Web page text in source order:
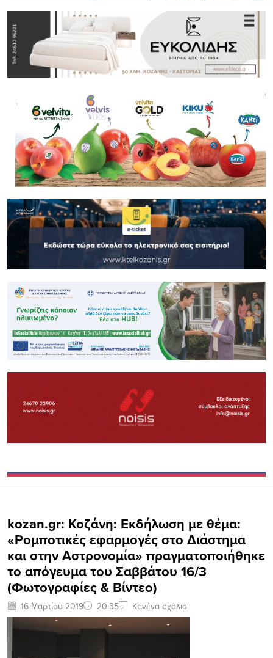
kozan.gr: Κοζάνη: Εκδήλωση με θέμα:
«Ρομποτικές εφαρμογές στο Διάστημα
και στην Αστρονομία» πραγματοποιήθηκε
το απόγευμα του Σαββάτου 16/3
(Φωτογραφίες & Βίντεο)
16 Μαρτίου 2019 20:35 Κανένα σχόλιο